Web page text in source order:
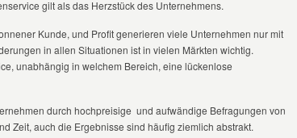
gilt als das Herzstück des Unternehmens.
Kunde, und Profit generieren viele Unternehmen nur mit
in allen Situationen ist in vielen Märkten wichtig.
unabhängig in welchem Bereich, eine lückenlose
durch hochpreisige und aufwändige Befragungen von
Zeit, auch die Ergebnisse sind häufig ziemlich abstrakt.